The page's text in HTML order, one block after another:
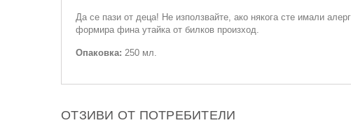
Да се пази от деца! Не използвайте, ако някога сте имали
формира фина утайка от билков произход.
Опаковка: 250 мл.
ОТЗИВИ ОТ ПОТРЕБИТЕЛИ